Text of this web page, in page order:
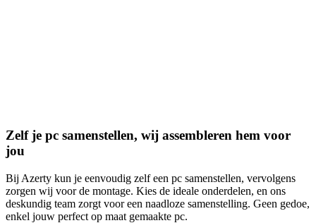
Zelf je pc samenstellen, wij assembleren hem voor
jou
Bij Azerty kun je eenvoudig zelf een pc samenstellen, vervolgens
zorgen wij voor de montage. Kies de ideale onderdelen, en ons
deskundig team zorgt voor een naadloze samenstelling. Geen gedoe,
enkel jouw perfect op maat gemaakte pc.